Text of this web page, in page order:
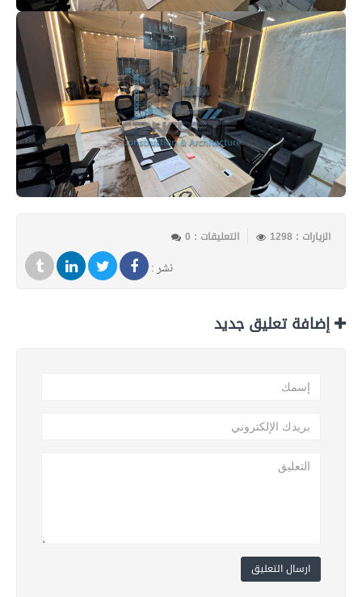
الزيارات : 1298 التعليقات : 0
نشر :
إضافة تعليق جديد
ارسال التعليق